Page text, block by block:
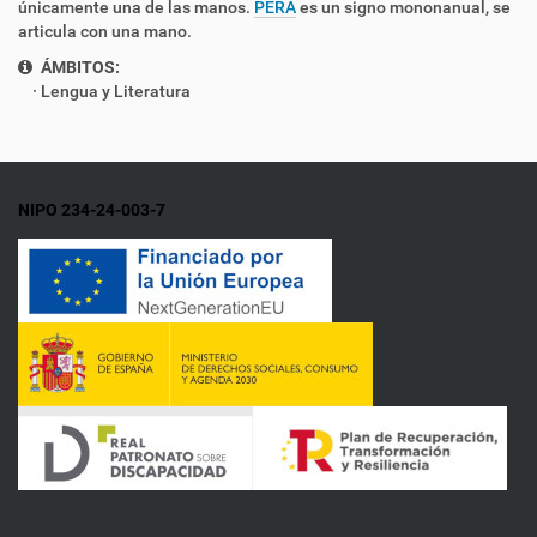
únicamente una de las manos. PERAes un signo mononanual, se
articula con una mano.
ÁMBITOS:
Lengua y Literatura
NIPO 234-24-003-7